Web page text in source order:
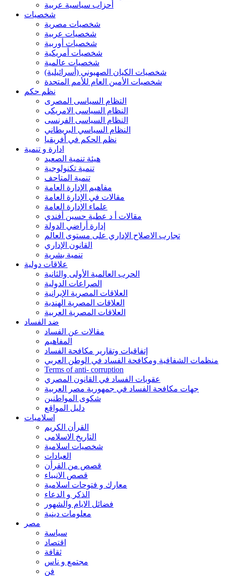
أحزاب سياسية عربية
شخصيات
شخصيات مصرية
شخصيات عربية
شخصيات أوربية
شخصيات أمريكية
شخصيات عالمية
شخصيات الكيان الصهيوني (أسرائيلية)
شخصيات الأمين العام للأمم المتحدة
نظم حكم
التظام السياسى المصرى
النظام السياسى الامريكى
النظام السياسى الفرنسى
النظام السياسي البريطاني
نظم الحكم في أفريقيا
ادارة و تنمية
هيئة تنمية الصعيد
تنمية تكنولوجية
تنمية المتاحف
مفاهيم الإدارة العامة
مقالات في الإدارة العامة
علماء الإدارة العامة
مقالات أ د عطية حسين أفندي
إدارة أراضي الدولة
تجارب الاصلاح الإداري على مستوى العالم
القانون الإداري
تنمية بشرية
علاقات دولية
الحرب العالمية الأولى والثانية
الصراعات الدولية
العلاقات المصرية الإيرانية
العلاقات المصرية الهندية
العلاقات المصرية العربية
ضد الفساد
مقالات عن الفساد
المفاهيم
إتفاقيات وتقارير مكافحة الفساد
منظمات الشفافية ومكافحة الفساد في الوطن العربي
Terms of anti- corruption
عقوبات الفساد في القانون المصري
جهات مكافحة الفساد في جمهورية مصر العربية
شكوى المواطنين
دليل المواقع
اسلاميات
القرأن الكريم
التاريخ الاسلامى
شخصيات اسلامية
العبادات
قصص من القرأن
قصص الانبياء
معارك و فتوحات اسلامية
الذكر و الدعاء
فضائل الايام والشهور
معلومات دينية
مصر
سياسة
اقتصاد
ثقافة
مجتمع و ناس
فن